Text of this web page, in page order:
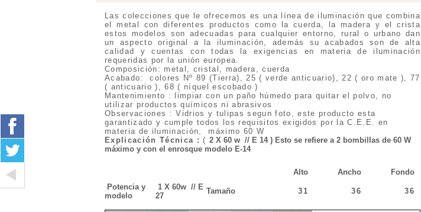
Las colecciones que le ofrecemos es una línea de iluminación que combina
el metal con diferentes productos como la cuerda, la madera y el crista
estos modelos son adecuadas para cualquier entorno, rural o urbano dan
un aspecto original a la iluminación, además su acabados son de alta
calidad y cuentas con todas la exigencias en materia de iluminación
requeridas por la unión europea.
Composición: metal, cristal, madera, cuerda
Acabado: colores Nº 89 (Tierra), 25 ( verde anticuario), 22 ( oro mate ), 77
( anticuario ), 68 ( níquel escobado )
Mantenimiento : limpiar con un paño húmedo para quitar el polvo, no
utilizar productos químicos ni abrasivos
Observaciones : Vidrios y tulipas segun foto, este producto esta
garantizado y cumple todos los requisitos exigidos por la C.E.E. en
materia de iluminación, máximo 60 W
Explicación Técnica :(2 X 60 w // E 14 ) Esto se refiere a 2 bombillas de 60 W
máximo y con el enrosque modelo E-14
Alto Ancho
Fondo
Potencia y
modelo
1 X 60w // E
27
Tamaño 31 36 36